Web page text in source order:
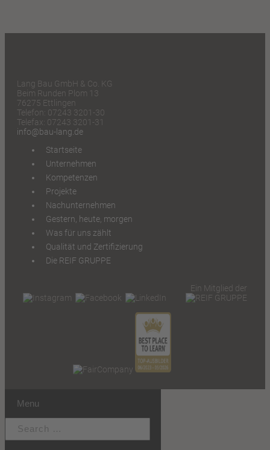
Lang Bau GmbH & Co. KG
Beim Runden Plom 13
76275 Ettlingen
Telefon: 07243 3201-30
Telefax: 07243 3201-31
info@bau-lang.de
Startseite
Unternehmen
Kompetenzen
Projekte
Nachunternehmen
Gestern, heute, morgen
Was für uns zählt
Qualität und Zertifizierung
Die REIF GRUPPE
Ein Mitglied der
Menu